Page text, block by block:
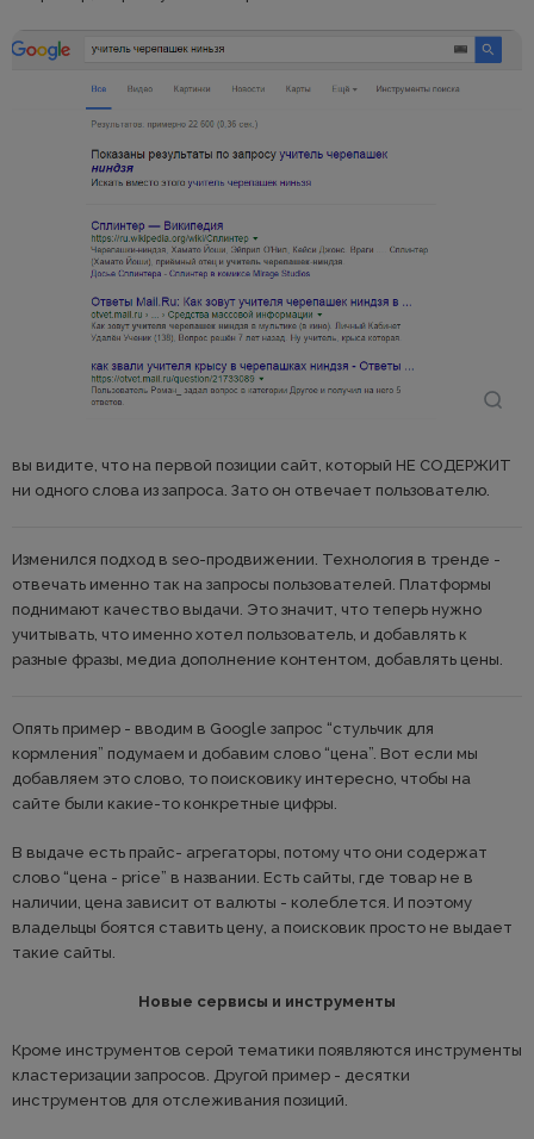
вы видите, что на первой позиции сайт, который НЕ СОДЕРЖИТ
ни одного слова из запроса. Зато он отвечает пользователю.
Изменился подход в seo-продвижении. Технология в тренде -
отвечать именно так на запросы пользователей. Платформы
поднимают качество выдачи. Это значит, что теперь нужно
учитывать, что именно хотел пользователь, и добавлять к
разные фразы, медиа дополнение контентом, добавлять цены.
Опять пример - вводим в Google запрос “стульчик для
кормления” подумаем и добавим слово “цена”. Вот если мы
добавляем это слово, то поисковику интересно, чтобы на
сайте были какие-то конкретные цифры.
В выдаче есть прайс- агрегаторы, потому что они содержат
слово “цена - price” в названии. Есть сайты, где товар не в
наличии, цена зависит от валюты - колеблется. И поэтому
владельцы боятся ставить цену, а поисковик просто не выдает
такие сайты.
Новые сервисы и инструменты
Кроме инструментов серой тематики появляются инструменты
кластеризации запросов. Другой пример - десятки
инструментов для отслеживания позиций.